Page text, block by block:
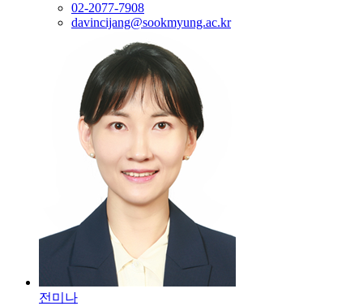
02-2077-7908
davincijang@sookmyung.ac.kr
전미나